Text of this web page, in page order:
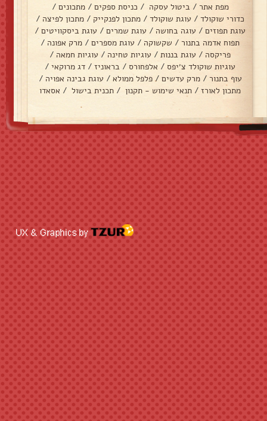
מפת אתר / ביטול עסקה / כניסת ספקים / מתכונים /
כדורי שוקולד / עוגת שוקולד / מתכון לפנקייק / מתכון לפיצה /
עוגת תפוזים / עוגה בחושה / עוגת שמרים / עוגת ביסקוויטים /
תפוח אדמה בתנור / שקשוקה / עוגת מספרים / מרק אפונה /
פריקסה / עוגת בננות / עוגיות טחינה / עוגיות חמאה /
עוגיות שוקולד צ׳יפס / אלפחורס / בראוניז / דג מרוקאי /
עוף בתנור / מרק עדשים / פלפל ממולא / עוגת גבינה אפויה /
מתכון לאורז / תנאי שימוש - תקנון / תכנית בישול / אסאדו